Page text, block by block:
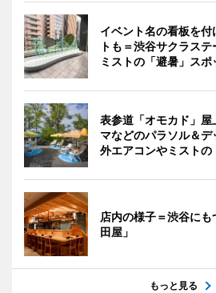
イベント名の看板を
トも＝渋谷サクラス
ミストの「避暑」スポ
表参道「オモカド」屋
マなどのパラソル＆
外エアコンやミストの
店内の様子＝渋谷に
田屋」
もっと見る